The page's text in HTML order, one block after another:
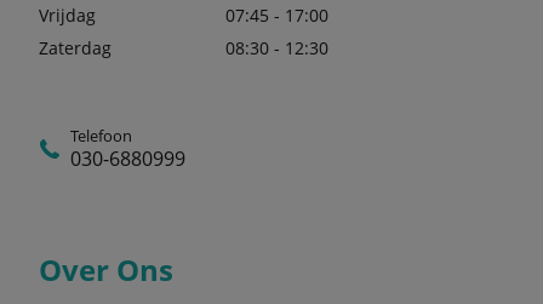
Vrijdag
07:45 - 17:00
Zaterdag
08:30 - 12:30
Telefoon
030-6880999
Over Ons